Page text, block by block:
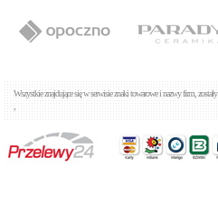
Wszystkie znajdujące się w serwisie znaki towarowe i nazwy firm,